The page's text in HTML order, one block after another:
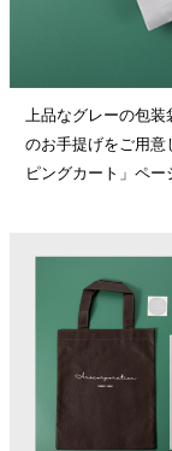
上品なグレーの包
のお手提げをご用
ピングカート」ペー